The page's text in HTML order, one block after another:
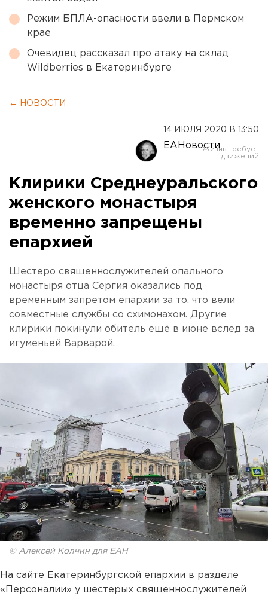
Режим БПЛА-опасности ввели в Пермском
крае
Очевидец рассказал про атаку на склад
Wildberries в Екатеринбурге
← НОВОСТИ
14 ИЮЛЯ 2020 В 13:50
ЕАНовости
Клирики Среднеуральского
женского монастыря
временно запрещены
епархией
Шестеро священнослужителей опального
монастыря отца Сергия оказались под
временным запретом епархии за то, что вели
совместные службы со схимонахом. Другие
клирики покинули обитель ещё в июне вслед за
игуменьей Варварой.
© Алексей Колчин для ЕАН
На сайте Екатеринбургской епархии в разделе
«Персоналии» у шестерых священнослужителей